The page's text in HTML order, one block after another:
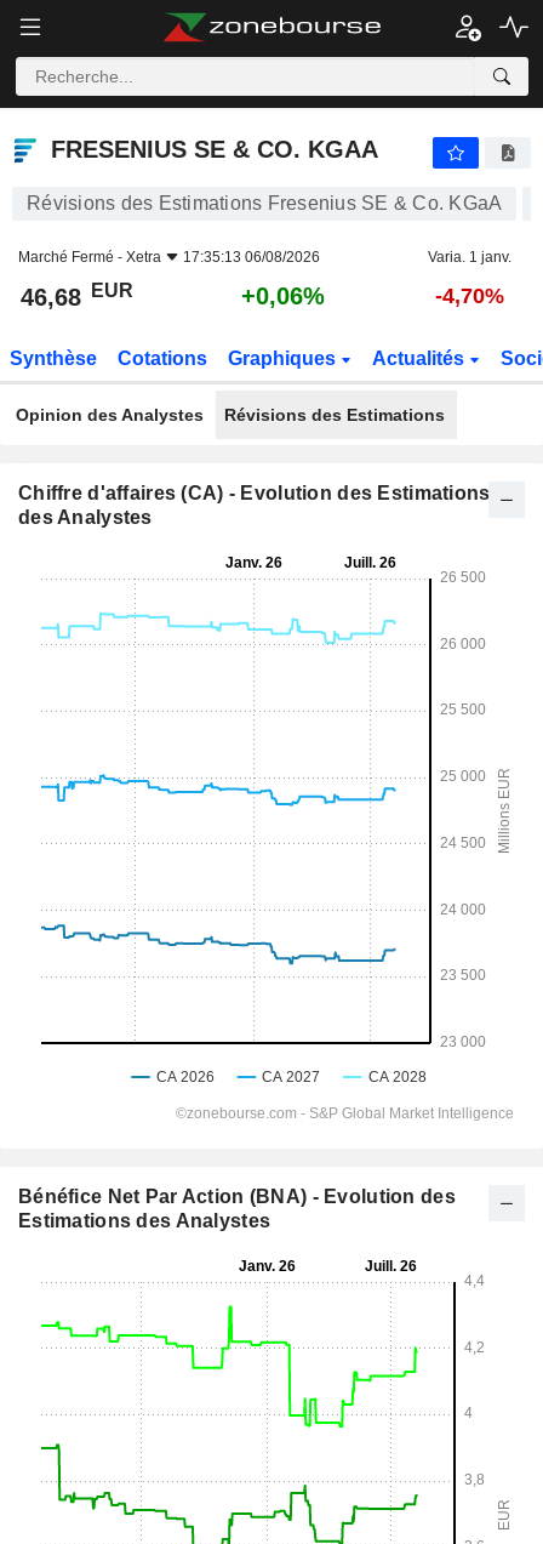
FRESENIUS SE & CO. KGAA
FRESENIUS SE & CO. KGAA
Révisions des Estimations Fresenius SE & Co. KGaA
Marché Fermé - Xetra 17:35:13 06/08/2026 Varia. 1 janv.
46,68 EUR +0,06% -4,70%
Synthèse Cotations Graphiques Actualités
Opinion des Analystes Révisions des Estimations
Chiffre d'affaires (CA) - Evolution des Estimations
des Analystes
Bénéfice Net Par Action (BNA) - Evolution des
Estimations des Analystes